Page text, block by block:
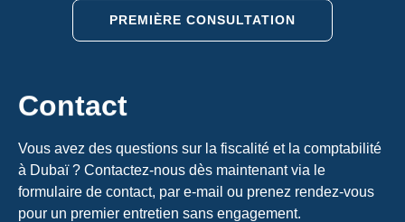
PREMIÈRE CONSULTATION
Contact
Vous avez des questions sur la fiscalité et la comptabilité
à Dubaï ? Contactez-nous dès maintenant via le
formulaire de contact, par e-mail ou prenez rendez-vous
pour un premier entretien sans engagement.